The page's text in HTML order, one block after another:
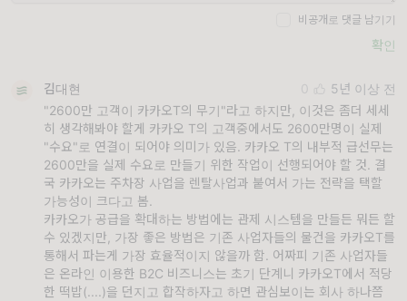
비공개로 댓글 남기기
확인
김대현 0
5년 이상 전
"2600만 고객이 카카오T의 무기"라고 하지만, 이것은 좀더 세세
히 생각해봐야 할게 카카오 T의 고객중에서도 2600만명이 실제
"수요"로 연결이 되어야 의미가 있음. 카카오 T의 내부적 급선무는
2600만을 실제 수요로 만들기 위한 작업이 선행되어야 할 것. 결
국 카카오는 주차장 사업을 렌탈사업과 붙여서 가는 전략을 택할
가능성이 크다고 봄.
카카오가 공급을 확대하는 방법에는 관제 시스템을 만들든 뭐든 할
수 있겠지만, 가장 좋은 방법은 기존 사업자들의 물건을 카카오T를
통해서 파는게 가장 효율적이지 않을까 함. 어짜피 기존 사업자들
은 온라인 이용한 B2C 비즈니스는 초기 단계니 카카오T에서 적당
한 떡밥(....)을 던지고 합작하자고 하면 관심보이는 회사 하나쯤